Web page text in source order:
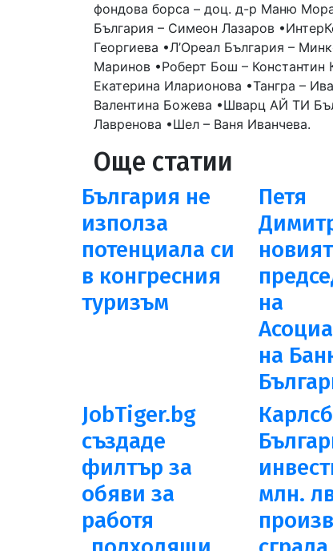
фондова борса – доц. д-р Маню
България – Симеон Лазаров
Георгиева •Л’Oреал България –
Маринов •Роберт Бош –
Екатерина Иларионова •Тангра –
Валентина Божева •Шварц АЙ ТИ
Лавренова •Шел – Ваня Иванчева.
Още статии
България не
използа
потенциала си
в конгресния
туризъм
Петя
новият
на
на
JobTiger.bg
създаде
филтър за
обяви за
работя
млн.